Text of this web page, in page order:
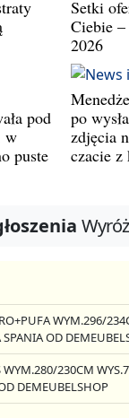
Setki
Ciebie
2026
pod
w
puste
po
zdjęcia
czacie z
WYM.296/
OD
230CM
DEMEUBELSHOP